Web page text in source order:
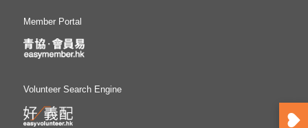
Member Portal
Volunteer Search Engine